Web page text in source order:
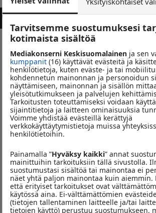
Jari Lindström & Jorma
Tarvitsemme suostumuksesi
kotimaista sisältöä
Mediakonserni Keskisuomalainen ja sen
kumppanit (16) käyttävät evästeitä ja
henkilötietoja, kuten eväste- ja tai
kohdennetun mainonnan ja personoidun
näyttämiseen, mainonnan ja sisällön
yleisötutkimukseen ja palvelujen
Tarkoitusten toteuttamiseksi voidaan
sijaintitietoja ja laitteen ominaisuuksia
Voimme yhdistää evästeillä kerättyjä
verkkokäyttäytymistietoja muissa
henkilötietoihin.
Painamalla ”Hyväksy kaikki” annat
mainittuihin tarkoituksiin tällä sivustolla.
suostumustasi sisältöä tai mainontaa ei
näet yhtä paljon mainontaa kuin aiemmin.
että erityiset tarkoitukset ovat
käytössä aina. Ei-välttämättömien
(tietojen tallentaminen laitteelle ja/tai
tietojen käyttö) perustuu suostumukseen,